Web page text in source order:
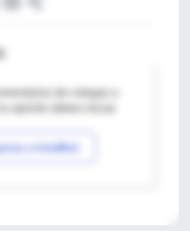
de colegas o
a IntraMed